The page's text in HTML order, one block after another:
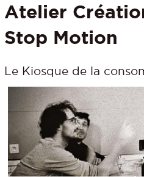
Atelier
Stop Motion
Le Kiosque de la